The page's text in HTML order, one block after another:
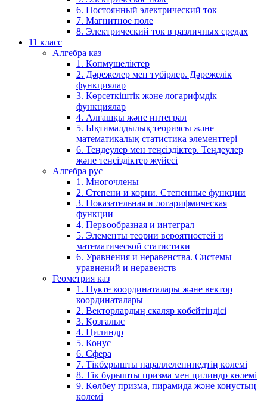
6. Постоянный электрический ток
7. Магнитное поле
8. Электрический ток в различных средах
11 класс
Алгебра каз
1. Көпмүшеліктер
2. Дәрежелер мен түбірлер. Дәрежелік
функциялар
3. Көрсеткіштік және логарифмдік
функциялар
4. Алғашқы және интеграл
5. Ықтималдылық теориясы және
математикалық статистика элементтері
6. Теңдеулер мен теңсіздіктер. Теңдеулер
және теңсіздіктер жүйесі
Алгебра рус
1. Многочлены
2. Степени и корни. Степенные функции
3. Показательная и логарифмическая
функции
4. Первообразная и интеграл
5. Элементы теории вероятностей и
математической статистики
6. Уравнения и неравенства. Системы
уравнений и неравенств
Геометрия каз
1. Нүкте координаталары және вектор
координаталары
2. Векторлардың скаляр көбейтіндісі
3. Қозғалыс
4. Цилиндр
5. Конус
6. Сфера
7. Тікбұрышты параллелепипедтің көлемі
8. Тік бұрышты призма мен цилиндр көлемі
9. Көлбеу призма, пирамида және конустың
көлемі